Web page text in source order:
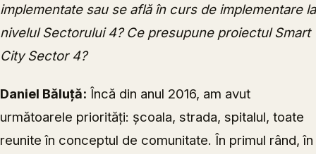
implementate sau se află în curs de implementare la
nivelul Sectorului 4? Ce presupune proiectul Smart
City Sector 4?
Daniel Băluță: Încă din anul 2016, am avut
următoarele priorități: școala, strada, spitalul, toate
reunite în conceptul de comunitate. În primul rând, în